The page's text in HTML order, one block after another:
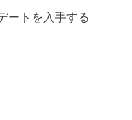
ートを入手する